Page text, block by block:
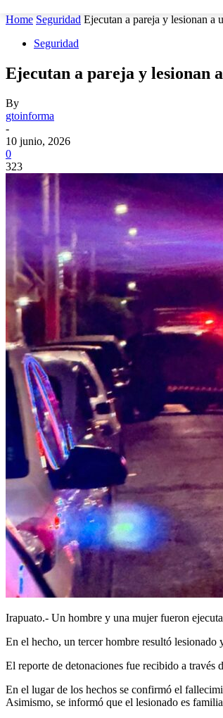
Home Seguridad Ejecutan a pareja y lesionan a
Seguridad
Ejecutan a pareja y lesionan
By
gtoinforma
-
10 junio, 2026
0
323
Irapuato.- Un hombre y una mujer fueron
En el hecho, un tercer hombre resultó lesionado
El reporte de detonaciones fue recibido a través
En el lugar de los hechos se confirmó el
Asimismo, se informó que el lesionado es